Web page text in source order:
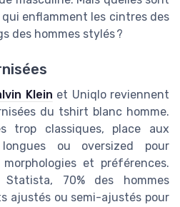
enflamment les cintres des
des hommes stylés ?
Klein et Uniqlo reviennent
du tshirt blanc homme.
trop classiques, place aux
ou oversized pour
et préférences.
70% des hommes
ajustés ou semi-ajustés pour